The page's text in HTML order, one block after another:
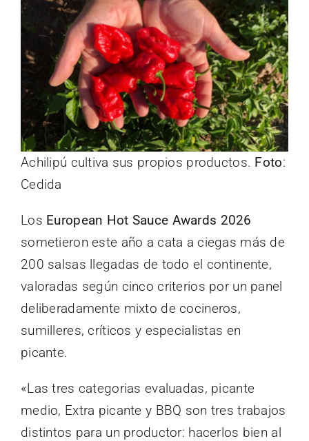
Achilipú cultiva sus propios productos. Foto:
Cedida
Los European Hot Sauce Awards 2026
sometieron este año a cata a ciegas más de
200 salsas llegadas de todo el continente,
valoradas según cinco criterios por un panel
deliberadamente mixto de cocineros,
sumilleres, críticos y especialistas en
picante.
«Las tres categorias evaluadas, picante
medio, Extra picante y BBQ son tres trabajos
distintos para un productor: hacerlos bien al